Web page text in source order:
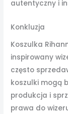
autentyczny i
Konkluzja
Koszulka
inspirowany
często
koszulki mogą
produkcja i
prawa do